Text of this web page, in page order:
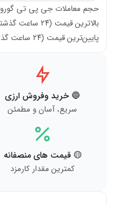
حجم معاملات جی پی تی گورو
بالاترین قیمت (۲۴ ساعت گذشته)
پایین‌ترین قیمت (۲۴ ساعت گذشته)
🔵 خرید وفروش ارزی
سریع، آسان و مطمئن
🟡 قیمت های منصفانه
کمترین مقدار کارمزد